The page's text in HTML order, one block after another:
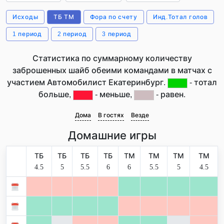
Исходы ТБ ТМ Фора по счету Инд.Тотал голов
1 период 2 период 3 период
Статистика по суммарному количеству
заброшенных шайб обеими командами в матчах с
участием Автомобилист Екатеринбург.
- тотал
больше,
- меньше, - равен.
Дома В гостях Везде
Домашние игры
ТБ
4.5
ТБ
5
ТБ
5.5
ТБ
6
ТМ
6
ТМ
5.5
ТМ
5
ТМ
4.5